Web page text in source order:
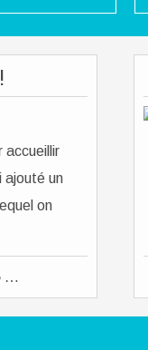
accueillir
ajouté un
on
…